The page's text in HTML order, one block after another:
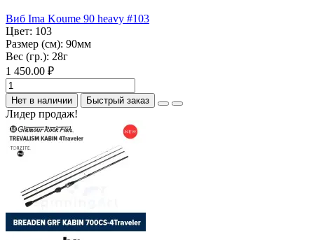
Виб Ima Koume 90 heavy #103
Цвет: 103
Размер (см): 90мм
Вес (гр.): 28г
1 450.00 ₽
Нет в наличии Быстрый заказ
Лидер продаж!